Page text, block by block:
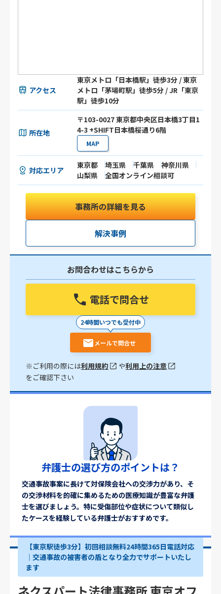
アクセス
東京メトロ「日本橋駅」徒歩3分 / 東京
メトロ「茅場町駅」徒歩5分 / JR「東京
駅」徒歩10分
所在地
〒103-0027 東京都中央区日本橋3丁目1
4-3 +SHIFT日本橋桜通り6階
MAP
対応エリア
東京都 埼玉県 千葉県
神奈川県
山梨県
全国オンライン相談可
事務所の詳細を見る
解決事例
お問合わせはこちらから
電話で問合せ
24時間いつでも受付中
メールで問合せ
※ご利用の際には利用規約 や利用上の注意
をご確認下さい
弁護士の選び方のポイントは？
交通事故事案に長けて対保険会社への交渉力があり、そ
の交渉材料を的確に集めるための医療知識が豊富な弁護
士を選びましょう。特に受傷部位や症状について類似し
たケースを経験している弁護士がおすすめです。
【東京駅徒歩3分】初回相談無料24時間365日電話対応
｜交通事故の被害者の盾となり全力でサポートいたし
ます